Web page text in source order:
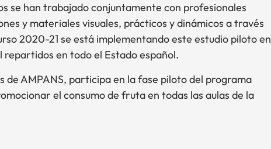
se han trabajado conjuntamente con profesionales
y materiales visuales, prácticos y dinámicos a través
2020-21 se está implementando este estudio piloto en
en todo el Estado español.
de AMPANS, participa en la fase piloto del programa
el consumo de fruta en todas las aulas de la